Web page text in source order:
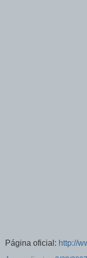
Página oficial: http://